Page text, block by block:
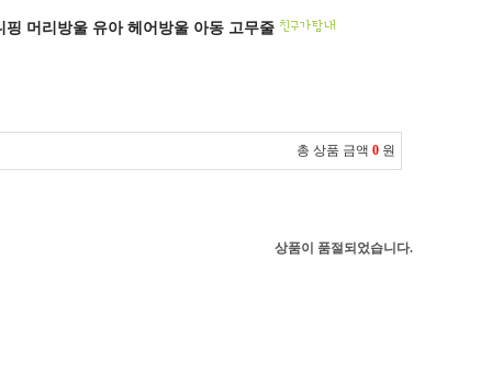
핑 머리방울 유아 헤어방울 아동 고무줄
총 상품 금액 0 원
상품이 품절되었습니다.